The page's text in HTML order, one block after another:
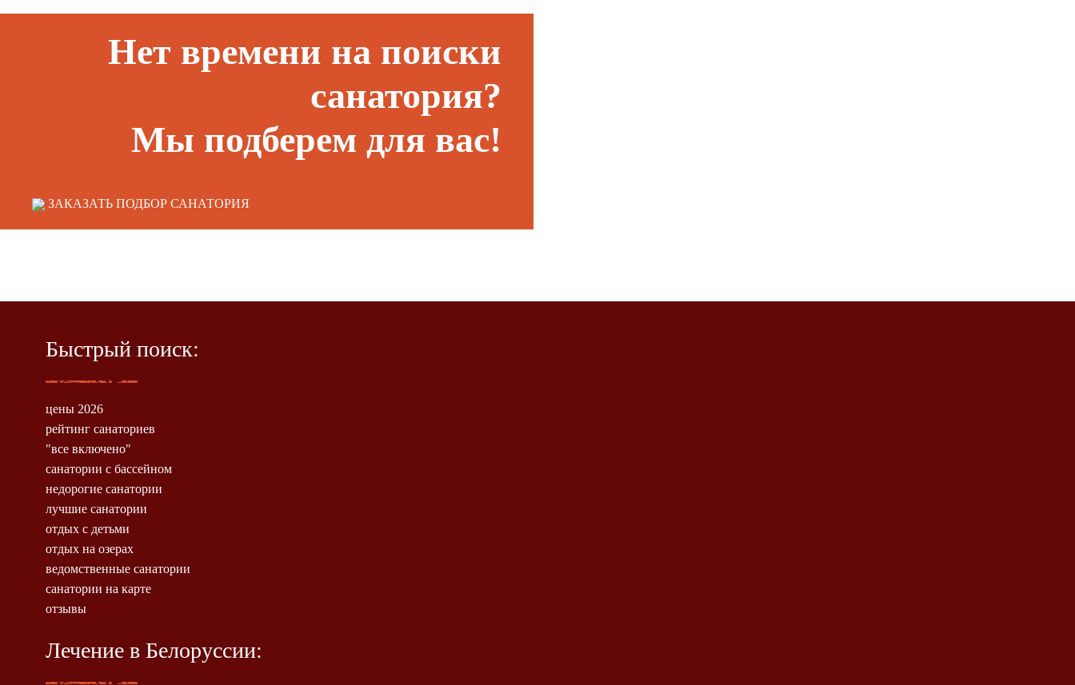
Нет времени на поиски
санатория?
Мы подберем для вас!
ЗАКАЗАТЬ ПОДБОР САНАТОРИЯ
Быстрый поиск:
цены 2026
рейтинг санаториев
"все включено"
санатории с бассейном
недорогие санатории
лучшие санатории
отдых с детьми
отдых на озерах
ведомственные санатории
санатории на карте
отзывы
Лечение в Белоруссии: